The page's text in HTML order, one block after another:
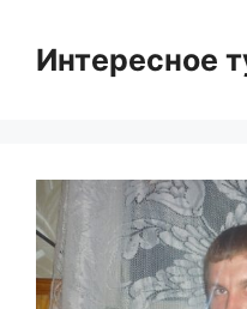
contentИнтересное